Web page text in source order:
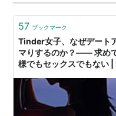
性と知り合ったのです
57 ブックマーク
Tinder女子、なぜデート
マりするのか？—— 求め
様でもセックスでもない